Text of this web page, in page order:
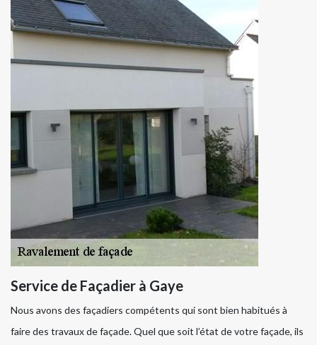
Service de Façadier à Gaye
Nous avons des façadiers compétents qui sont bien habitués à
faire des travaux de façade. Quel que soit l’état de votre façade, ils